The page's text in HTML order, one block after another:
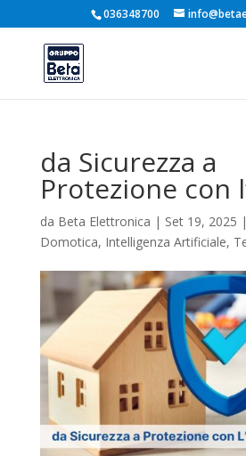
036348700
da Sicurezza a
Protezione con
da Beta Elettronica | Set 19, 2025 |
Domotica, Intelligenza Artificiale,